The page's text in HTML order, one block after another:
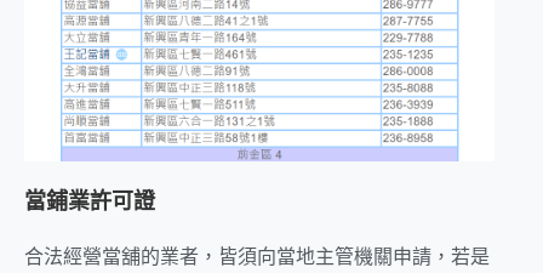
當鋪業許可證
合法經營當舖的業者，皆須向當地主管機關申請，若是